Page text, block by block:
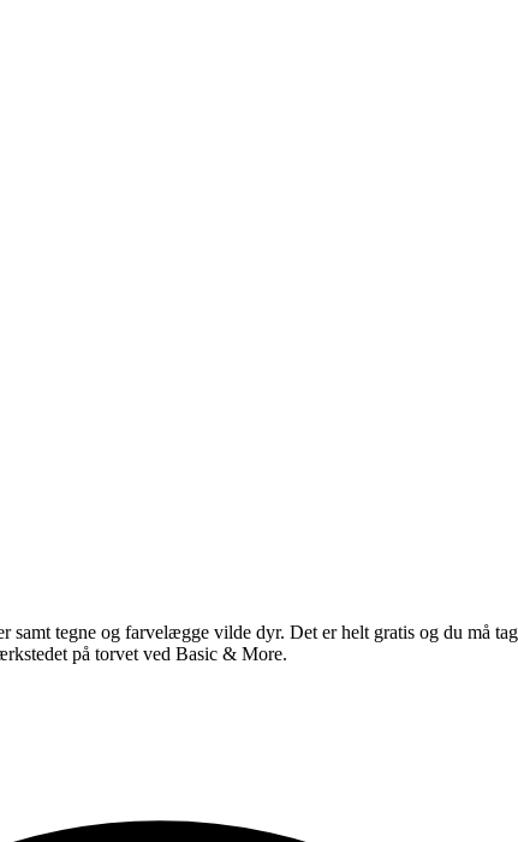
tegne og farvelægge vilde dyr. Det er helt gratis og du må
på torvet ved Basic & More.